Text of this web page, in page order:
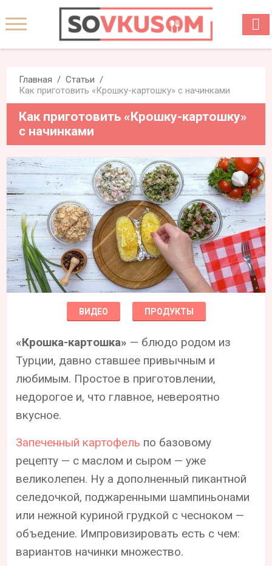
Главная
Статьи
Как приготовить «Крошку-картошку» с начинками
Как приготовить «Крошку-картошку»
с начинками
ВИДЕО ПРОДУКТЫ
«Крошка-картошка» — блюдо родом из
Турции, давно ставшее привычным и
любимым. Простое в приготовлении,
недорогое и, что главное, невероятно
вкусное.
Запеченный картофель по базовому
рецепту — с маслом и сыром — уже
великолепен. Ну а дополненный пикантной
селедочкой, поджаренными шампиньонами
или нежной куриной грудкой с чесноком —
объедение. Импровизировать есть с чем:
вариантов начинки множество.